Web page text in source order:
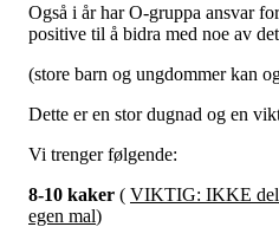
Også i år har O-gruppa ansvar
positive til å bidra med noe av
(store barn og ungdommer kan
Dette er en stor dugnad og en
Vi trenger følgende:
8-10 kaker ( VIKTIG: IKKE del
egen mal)